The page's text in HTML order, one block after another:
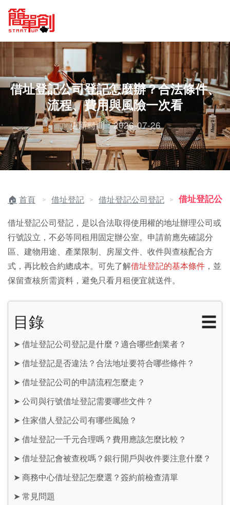
借址登記公司登記怎麼辦？合法條件、
流程、費用與風險一次看
更新時間：2026-07-26
首頁 ＞ 借址登記 ＞ 借址登記公司登記 ＞ 借址登記公
借址登記公司登記，是以合法取得使用權的地址辦理公司或
行號設立，不必等同租用固定辦公室。申請前應先確認分
區、建物用途、產業限制、房屋文件、收件與查核配合方
式，再比較合約總成本。可先了解借址登記的基本條件 ，並
保留查核所需資料，避免只看月租便宜就送件。
目錄 ☰
➤ 借址登記公司登記是什麼？適合哪些創業者？
➤ 借址登記是否違法？合法地址要符合哪些條件？
➤ 借址登記公司的申請流程怎麼走？
➤ 公司與行號借址登記需要哪些文件？
➤ 住家借人登記公司有哪些風險？
➤ 借址登記一千元合理嗎？費用應該怎麼比較？
➤ 借址登記會被查稅嗎？銀行開戶與收件要注意什麼？
➤ 商務中心借址登記怎麼選？簽約前檢查清單
➤ 常見問題